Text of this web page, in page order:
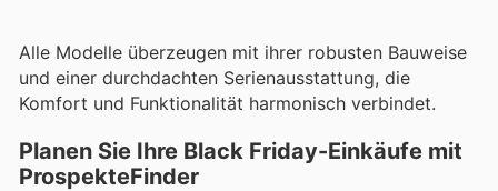
Alle Modelle überzeugen mit ihrer robusten Bauweise
und einer durchdachten Serienausstattung, die
Komfort und Funktionalität harmonisch verbindet.
Planen Sie Ihre Black Friday-Einkäufe mit
ProspekteFinder